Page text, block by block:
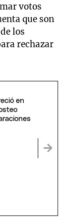
votos
que son
los
rechazar
en